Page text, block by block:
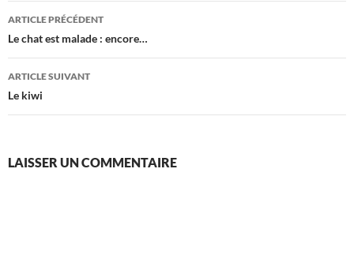
Navigation
des
articles
ARTICLE PRÉCÉDENT
Le chat est malade : encore…
ARTICLE SUIVANT
Le kiwi
LAISSER UN COMMENTAIRE